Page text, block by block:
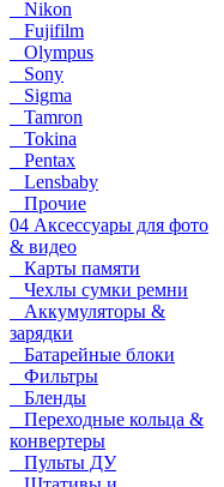
Nikon
Fujifilm
Olympus
Sony
Sigma
Tamron
Tokina
Pentax
Lensbaby
Прочие
04 Аксессуары для фото
& видео
Карты памяти
Чехлы сумки ремни
Аккумуляторы &
зарядки
Батарейные блоки
Фильтры
Бленды
Переходные кольца &
конвертеры
Пульты ДУ